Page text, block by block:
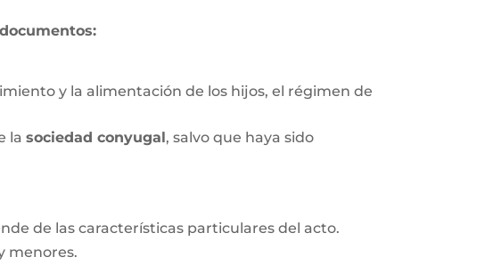
y la alimentación de los hijos, el régimen de
lasociedad conyugal, salvo que haya sido
de las características particulares del acto.
menores.